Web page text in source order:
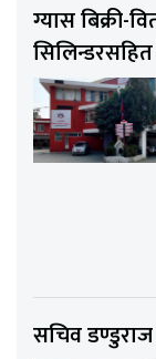
ग्यास बिक्री-
सचिव